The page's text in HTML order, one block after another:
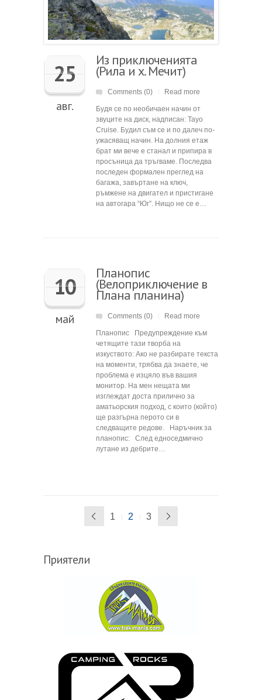
25
авг.
Из приключенията
(Рила и х. Мечит)
Comments (0) Read more
Будя се по необичаен начин от
звуците на диск, надписан: Tayo
Cruise. Будил съм се и по далеч по-
ужасяващ начин. На долния етаж
брат ми вече е станал и припира в
просъница да тръгваме. Последва
последен формален преглед на
багажа, завъртане на ключ,
ръмжене на двигател и пристигане
на автогара “Юг”. Нищо не се е…
10
май
Планопис
(Велоприключение в
Плана планина)
Comments (0) Read more
Планопис Предупреждение към
четящите тази творба на
изкуството: Ако не разбирате текста
на моменти, трябва да знаете, че
проблема е изцяло във вашия
монитор. На мен нещата ми
изглеждат доста прилично за
аматьорския подход, с които (който)
ще разгърна перото си в
следващите редове. Наръчник за
планопис: След едноседмично
лутане из дебрите…
1 2 3
Приятели